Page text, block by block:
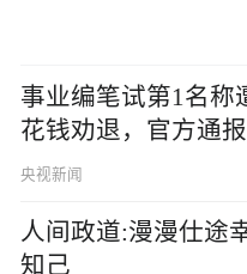
事业编笔试第1名称
花钱劝退，官方通报
央视新闻
人间政道:漫漫仕途
知己